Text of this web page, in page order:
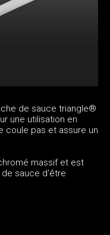
de sauce triangle®
une utilisation en
coule pas et assure un
massif et est
de sauce d'être